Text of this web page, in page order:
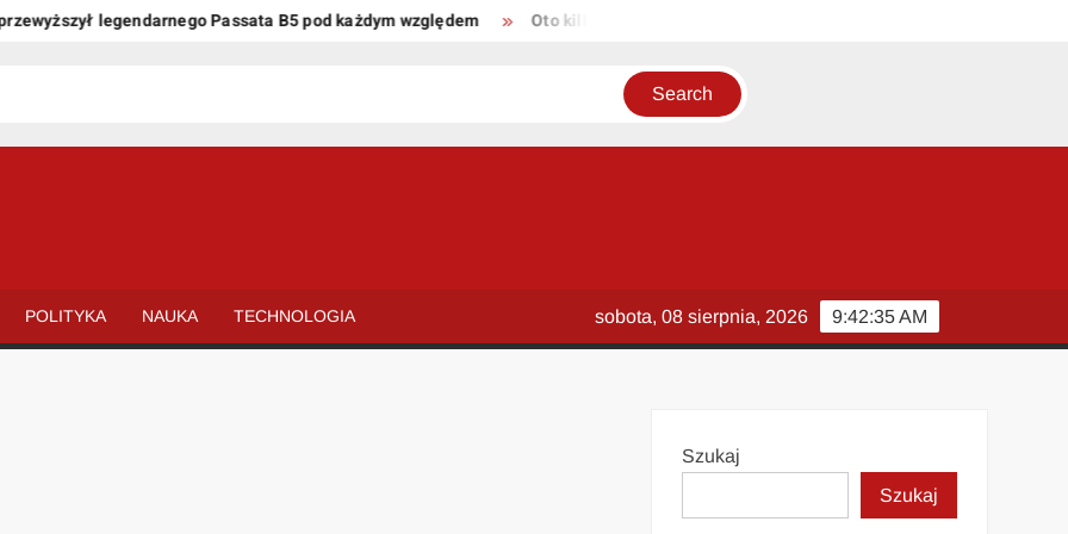
legendarnego Passata B5 pod każdym względem Oto kilka propozycji unikalnych tytułów zachowujących sens
POLITYKA NAUKA TECHNOLOGIA 9:42:36 AM
sobota, 08 sierpnia, 2026
Szukaj
Szukaj